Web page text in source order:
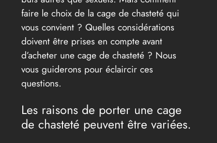
faire le choix de la cage de chasteté qui
vous convient ? Quelles considérations
doivent être prises en compte avant
d’acheter une cage de chasteté ? Nous
vous guiderons pour éclaircir ces
questions.
Les raisons de porter une cage
de chasteté peuvent être variées.